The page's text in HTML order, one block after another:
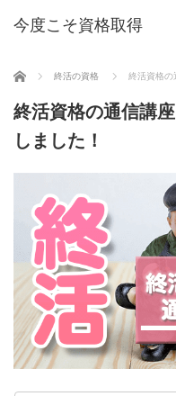
今度こそ資格取得
ホーム 終活の資格 終活資格の
終活資格の通信講
しました！